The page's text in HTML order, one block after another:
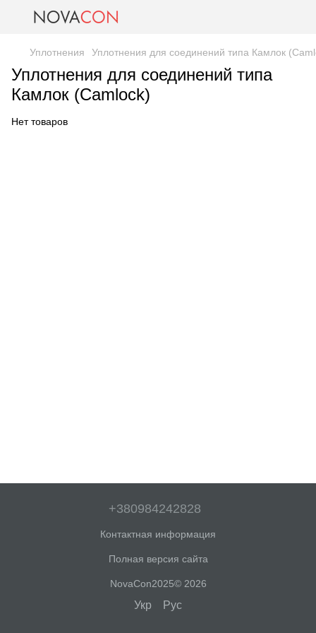
Уплотнения Уплотнения для соединений типа Камлок
Уплотнения для соединений типа
Камлок (Camlock)
Нет товаров
+380984242828
Контактная информация
Полная версия сайта
NovaCon2025© 2026
Укр Рус